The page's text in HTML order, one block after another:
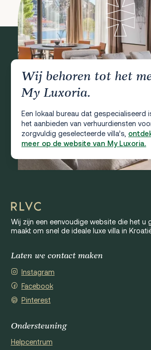
Wij behoren tot het
My Luxoria.
Een lokaal bureau dat gespecialiseerd
het aanbieden van verhuurdiensten
zorgvuldig geselecteerde villa’s,
meer op de website van My Luxoria.
Wij zijn een eenvoudige website die het u
maakt om snel de ideale luxe villa in
Laten we contact maken
Instagram
Facebook
Pinterest
Ondersteuning
Helpcentrum